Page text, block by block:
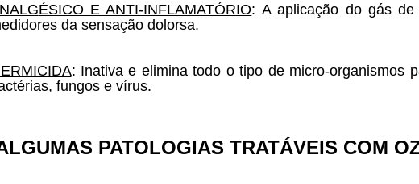
ÉSICO E ANTI-INFLAMATÓRIO: A aplicação do gás
da sensação dolorsa.
: Inativa e elimina todo o tipo de micro-organismos
fungos e vírus.
PATOLOGIAS TRATÁVEIS COM